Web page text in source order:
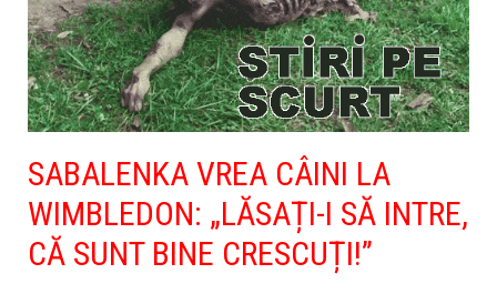
SABALENKA VREA CÂINI LA
WIMBLEDON: „LĂSAȚI-I SĂ INTRE,
CĂ SUNT BINE CRESCUȚI!”